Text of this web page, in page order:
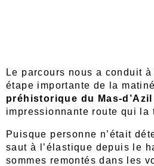
Le parcours nous a conduit
étape importante de la
préhistorique du Mas-d’Azil
impressionnante route qui la
Puisque personne n’était
saut à l’élastique depuis le
sommes remontés dans les